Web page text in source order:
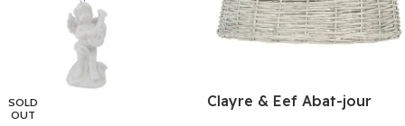
SOLD
OUT
Clayre & Eef Abat-jour